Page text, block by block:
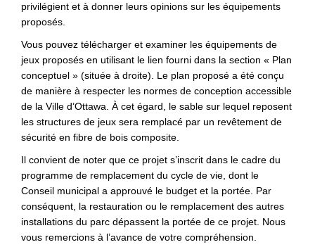
privilégient et à donner leurs opinions sur les équipements
proposés.
Vous pouvez télécharger et examiner les équipements de
jeux proposés en utilisant le lien fourni dans la section « Plan
conceptuel » (située à droite). Le plan proposé a été conçu
de manière à respecter les normes de conception accessible
de la Ville d’Ottawa. À cet égard, le sable sur lequel reposent
les structures de jeux sera remplacé par un revêtement de
sécurité en fibre de bois composite.
Il convient de noter que ce projet s’inscrit dans le cadre du
programme de remplacement du cycle de vie, dont le
Conseil municipal a approuvé le budget et la portée. Par
conséquent, la restauration ou le remplacement des autres
installations du parc dépassent la portée de ce projet. Nous
vous remercions à l’avance de votre compréhension.